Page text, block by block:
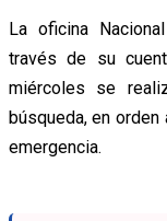
La oficina
través de su
miércoles se
búsqueda, en
emergencia.